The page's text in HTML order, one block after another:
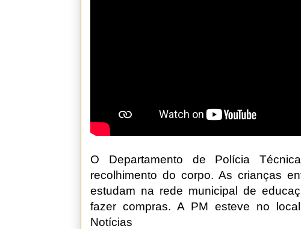
O Departamento de Polícia
recolhimento do corpo. As crianças
estudam na rede municipal de
fazer compras. A PM esteve no
Notícias